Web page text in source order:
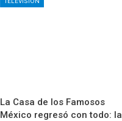
La Casa de los Famosos
México regresó con todo: la